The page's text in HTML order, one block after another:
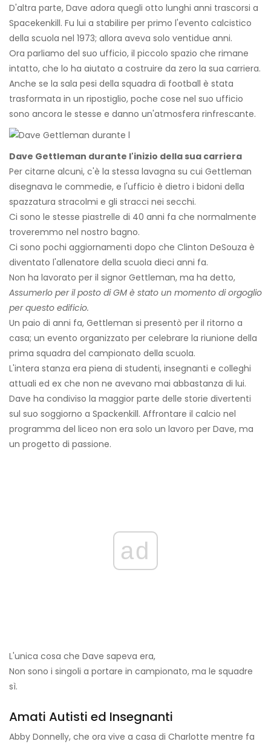
D'altra parte, Dave adora quegli otto lunghi anni trascorsi a
Spacekenkill. Fu lui a stabilire per primo l'evento calcistico
della scuola nel 1973; allora aveva solo ventidue anni.
Ora parliamo del suo ufficio, il piccolo spazio che rimane
intatto, che lo ha aiutato a costruire da zero la sua carriera.
Anche se la sala pesi della squadra di football è stata
trasformata in un ripostiglio, poche cose nel suo ufficio
sono ancora le stesse e danno un'atmosfera rinfrescante.
Dave Gettleman durante l'inizio della sua carriera
Per citarne alcuni, c'è la stessa lavagna su cui Gettleman
disegnava le commedie, e l'ufficio è dietro i bidoni della
spazzatura stracolmi e gli stracci nei secchi.
Ci sono le stesse piastrelle di 40 anni fa che normalmente
troveremmo nel nostro bagno.
Ci sono pochi aggiornamenti dopo che Clinton DeSouza è
diventato l'allenatore della scuola dieci anni fa.
Non ha lavorato per il signor Gettleman, ma ha detto,
Assumerlo per il posto di GM è stato un momento di orgoglio
per questo edificio.
Un paio di anni fa, Gettleman si presentò per il ritorno a
casa; un evento organizzato per celebrare la riunione della
prima squadra del campionato della scuola.
L'intera stanza era piena di studenti, insegnanti e colleghi
attuali ed ex che non ne avevano mai abbastanza di lui.
Dave ha condiviso la maggior parte delle storie divertenti
sul suo soggiorno a Spackenkill. Affrontare il calcio nel
programma del liceo non era solo un lavoro per Dave, ma
un progetto di passione.
ad
L'unica cosa che Dave sapeva era,
Non sono i singoli a portare in campionato, ma le squadre
sì.
Amati Autisti ed Insegnanti
Abby Donnelly, che ora vive a casa di Charlotte mentre fa